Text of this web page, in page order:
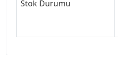
Stok Durumu